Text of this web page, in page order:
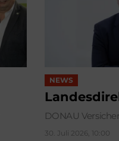
NEWS
DONAU
30. Juli 2026, 10:00